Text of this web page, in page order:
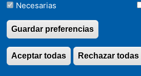
Necesarias
Guardar preferencias
Rechazar todas
Aceptar todas